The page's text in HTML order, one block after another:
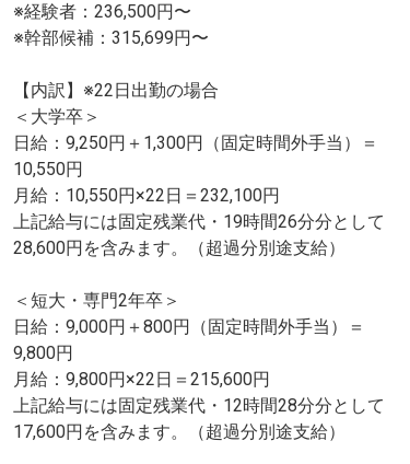
※経験者：236,500円〜
※幹部候補：315,699円〜
【内訳】※22日出勤の場合
＜大学卒＞
日給：9,250円＋1,300円（固定時間外手当）＝
10,550円
月給：10,550円×22日＝232,100円
上記給与には固定残業代・19時間26分分として
28,600円を含みます。（超過分別途支給）
＜短大・専門2年卒＞
日給：9,000円＋800円（固定時間外手当）＝
9,800円
月給：9,800円×22日＝215,600円
上記給与には固定残業代・12時間28分分として
17,600円を含みます。（超過分別途支給）